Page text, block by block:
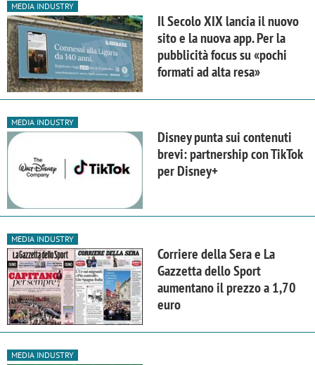
MEDIA INDUSTRY
Il Secolo XIX lancia il nuovo
sito e la nuova app. Per la
pubblicità focus su «pochi
formati ad alta resa»
MEDIA INDUSTRY
Disney punta sui contenuti
brevi: partnership con TikTok
per Disney+
MEDIA INDUSTRY
Corriere della Sera e La
Gazzetta dello Sport
aumentano il prezzo a 1,70
euro
MEDIA INDUSTRY